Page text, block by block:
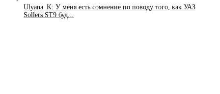
Ulyana_K: У меня есть сомнение по поводу того, как УАЗ
Sollers ST9 буд...